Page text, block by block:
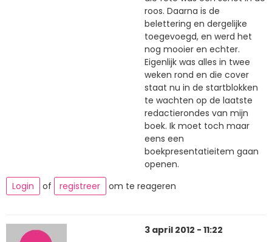
roos. Daarna is de
belettering en dergelijke
toegevoegd, en werd het
nog mooier en echter.
Eigenlijk was alles in twee
weken rond en die cover
staat nu in de startblokken
te wachten op de laatste
redactierondes van mijn
boek. Ik moet toch maar
eens een
boekpresentatieitem gaan
openen.
Login
of registreer om te reageren
3 april 2012 - 11:22